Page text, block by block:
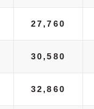
27,760
30,580
32,860